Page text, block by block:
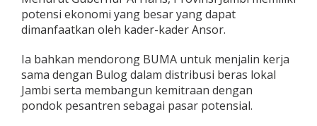
k
a
n
k
o
n
o
m
potensi ekonomi yang besar yang dapat
dimanfaatkan oleh kader-kader Ansor.
Ia bahkan mendorong BUMA untuk menjalin kerja
sama dengan Bulog dalam distribusi beras lokal
Jambi serta membangun kemitraan dengan
pondok pesantren sebagai pasar potensial.